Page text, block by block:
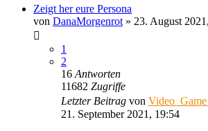
Zeigt her eure Persona
von DanaMorgenrot » 23. August
1
2
16 Antworten
11682 Zugriffe
Letzter Beitrag von
21. September 2021, 19:54